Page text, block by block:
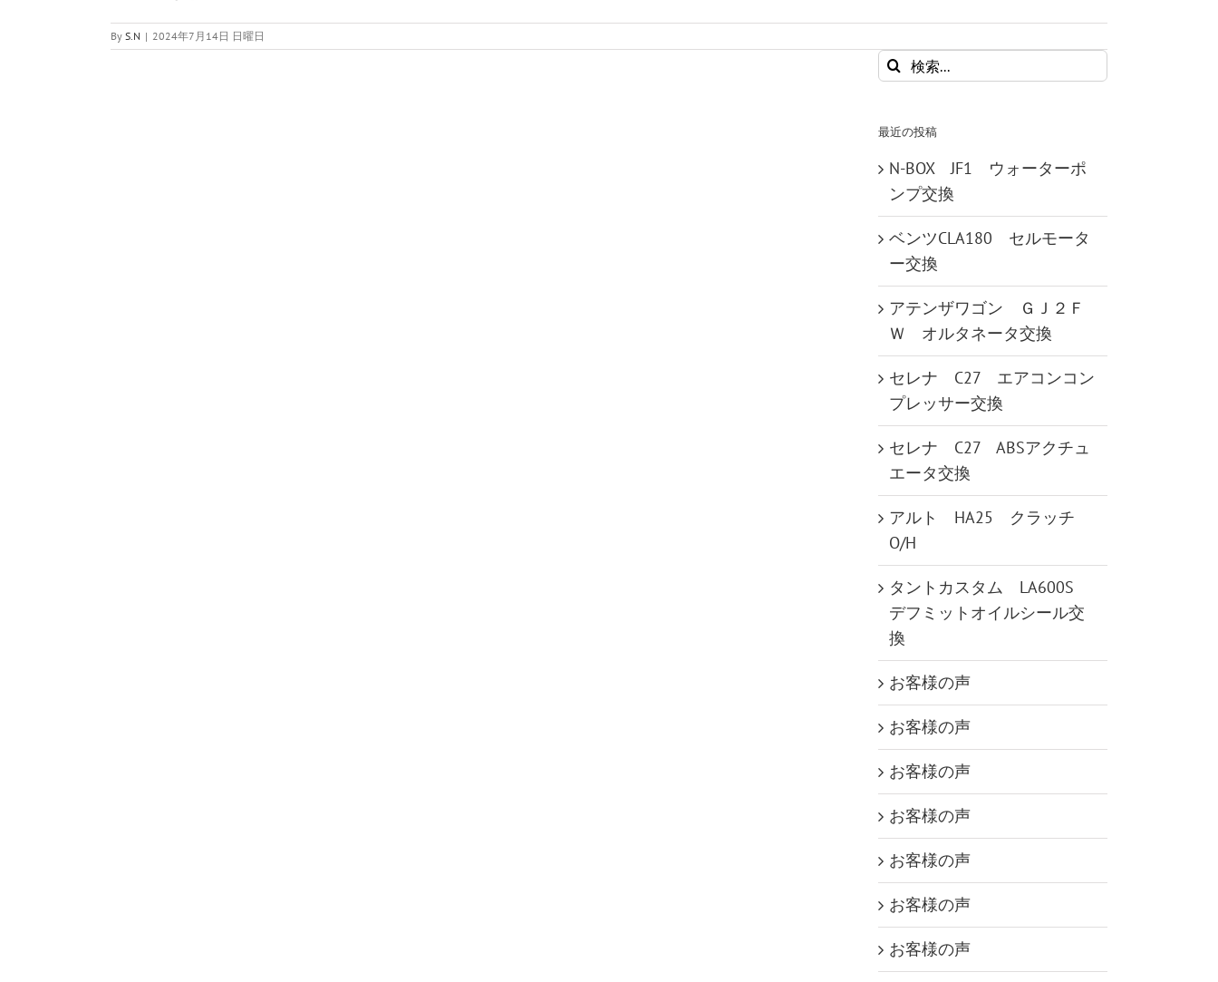
By S.N | 2024年7月14日 日曜日
検
索
最近の投稿
N-BOX JF1 ウォーターポ
ンプ交換
ベンツCLA180 セルモータ
ー交換
アテンザワゴン ＧＪ２Ｆ
Ｗ オルタネータ交換
セレナ C27 エアコンコン
プレッサー交換
セレナ C27 ABSアクチュ
エータ交換
アルト HA25 クラッチ
O/H
タントカスタム LA600S
デフミットオイルシール交
換
お客様の声
お客様の声
お客様の声
お客様の声
お客様の声
お客様の声
お客様の声